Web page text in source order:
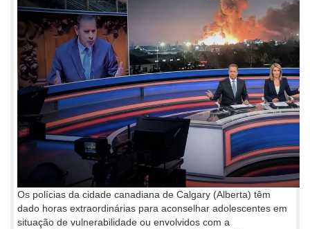
Os polícias da cidade canadiana de Calgary (Alberta) têm
dado horas extraordinárias para aconselhar adolescentes em
situação de vulnerabilidade ou envolvidos com a